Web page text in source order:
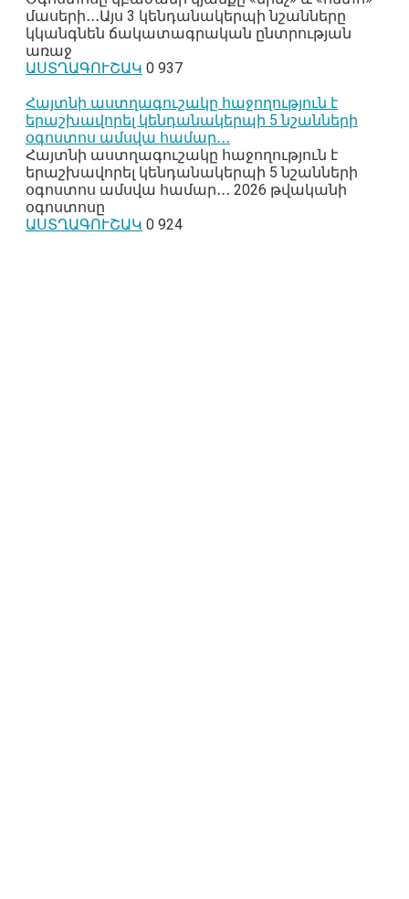
մասերի․․․Այս 3 կենդանակերպի նշանները
կկանգնեն ճակատագրական ընտրության
առաջ
ԱՍՏՂԱԳՈՒՇԱԿ 0 937
Հայտնի աստղագուշակը հաջողություն է
երաշխավորել կենդանակերպի 5 նշանների
օգոստոս ամսվա համար․․․
Հայտնի աստղագուշակը հաջողություն է
երաշխավորել կենդանակերպի 5 նշանների
օգոստոս ամսվա համար․․․ 2026 թվականի
օգոստոսը
ԱՍՏՂԱԳՈՒՇԱԿ 0 924